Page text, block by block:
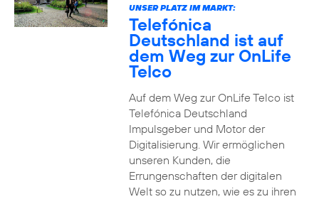
UNSER PLATZ IM MARKT:
Telefónica
Deutschland ist auf
dem Weg zur OnLife
Telco
Auf dem Weg zur OnLife Telco ist
Telefónica Deutschland
Impulsgeber und Motor der
Digitalisierung. Wir ermöglichen
unseren Kunden, die
Errungenschaften der digitalen
Welt so zu nutzen, wie es zu ihren